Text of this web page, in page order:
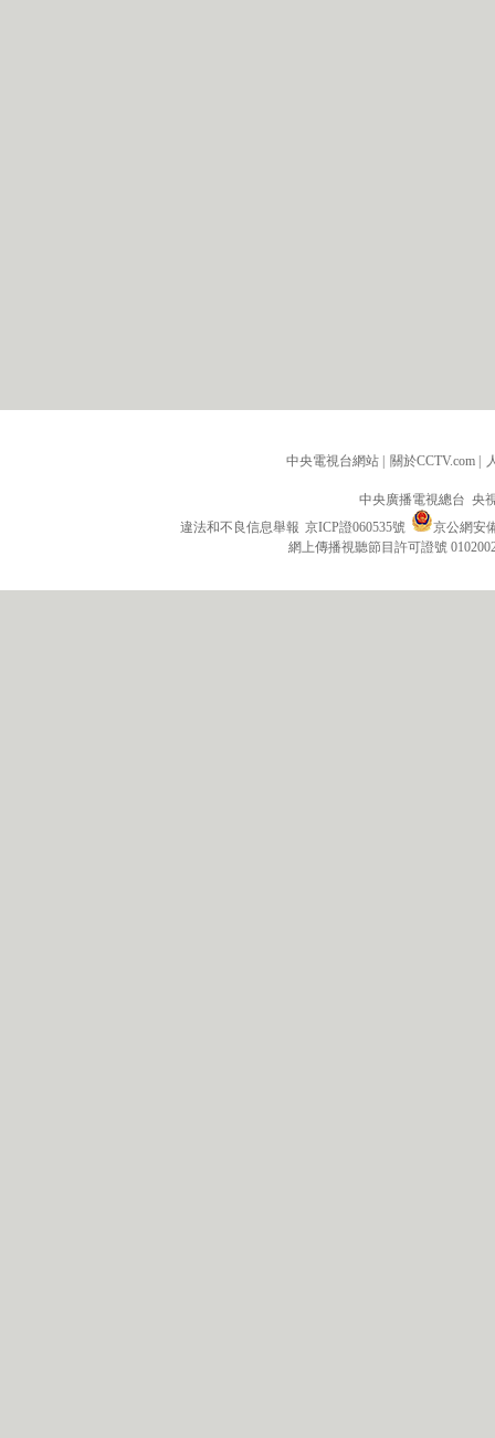
中央電視台網站 關於CCTV.com
中央廣播電視總台 央
違法和不良信息舉報 京ICP證060535號
京公網安
網上傳播視聽節目許可證號